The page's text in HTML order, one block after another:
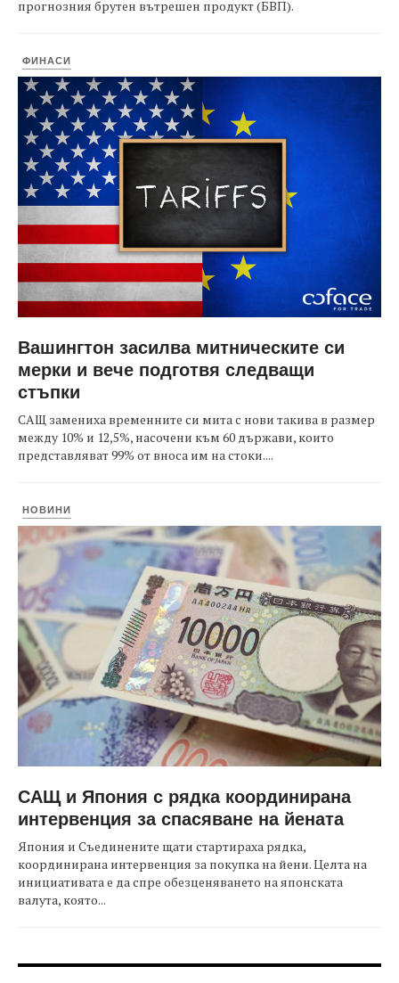
прогнозния брутен вътрешен продукт (БВП).
ФИНАСИ
Вашингтон засилва митническите си
мерки и вече подготвя следващи
стъпки
САЩ замениха временните си мита с нови такива в размер
между 10% и 12,5%, насочени към 60 държави, които
представляват 99% от вноса им на стоки....
НОВИНИ
САЩ и Япония с рядка координирана
интервенция за спасяване на йената
Япония и Съединените щати стартираха рядка,
координирана интервенция за покупка на йени. Целта на
инициативата е да спре обезценяването на японската
валута, която...